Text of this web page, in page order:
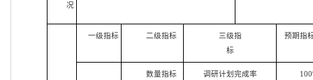
况
一级指标 二级指标
三级指
标
预期指
数量指标 调研计划完成率